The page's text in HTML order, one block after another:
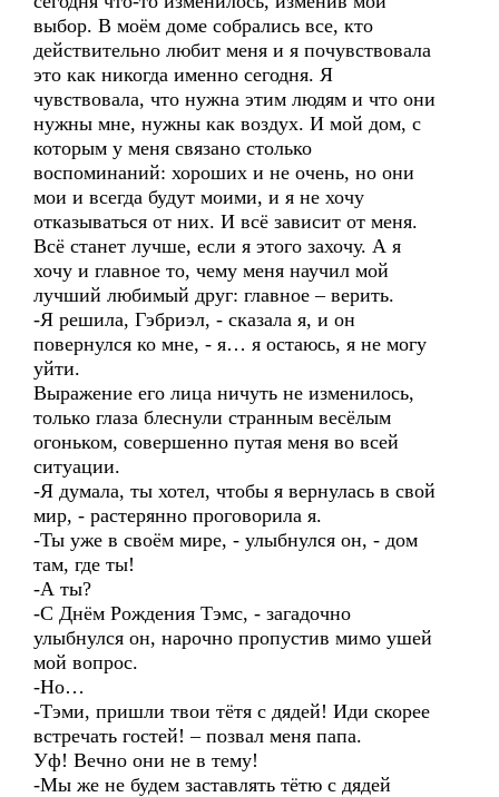
выбор. В моём доме собрались все, кто
действительно любит меня и я почувствовала
это как никогда именно сегодня. Я
чувствовала, что нужна этим людям и что они
нужны мне, нужны как воздух. И мой дом, с
которым у меня связано столько
воспоминаний: хороших и не очень, но они
мои и всегда будут моими, и я не хочу
отказываться от них. И всё зависит от меня.
Всё станет лучше, если я этого захочу. А я
хочу и главное то, чему меня научил мой
лучший любимый друг: главное – верить.
-Я решила, Гэбриэл, - сказала я, и он
повернулся ко мне, - я… я остаюсь, я не могу
уйти.
Выражение его лица ничуть не изменилось,
только глаза блеснули странным весёлым
огоньком, совершенно путая меня во всей
ситуации.
-Я думала, ты хотел, чтобы я вернулась в свой
мир, - растерянно проговорила я.
-Ты уже в своём мире, - улыбнулся он, - дом
там, где ты!
-А ты?
-С Днём Рождения Тэмс, - загадочно
улыбнулся он, нарочно пропустив мимо ушей
мой вопрос.
-Но…
-Тэми, пришли твои тётя с дядей! Иди скорее
встречать гостей! – позвал меня папа.
Уф! Вечно они не в тему!
-Мы же не будем заставлять тётю с дядей